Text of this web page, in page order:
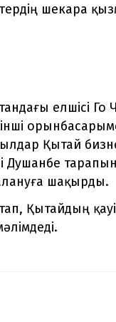
шекара
елшісі Го
Қытай
Душанбе
шақырды.
Қытайдың